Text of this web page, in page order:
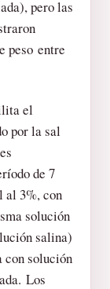
pero las
peso entre
de 7
al 3%, con
solución
salina)
con solución
Los